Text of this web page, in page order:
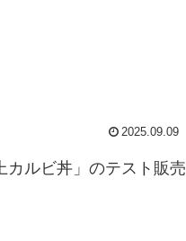
2025.09.09
カルビ丼」のテスト販売